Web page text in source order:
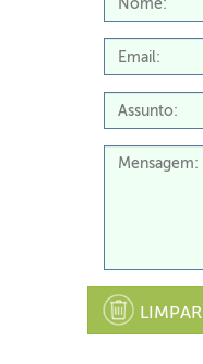
LIMPAR